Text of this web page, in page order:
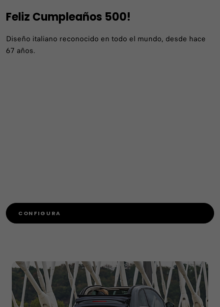
Feliz Cumpleaños 500!
Diseño italiano reconocido en todo el mundo, desde hace
67 años.
CONFIGURA